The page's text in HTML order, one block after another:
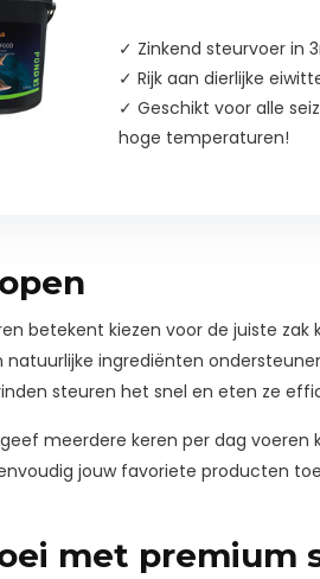
✓ Zinkend steurvoer in
✓ Rijk aan dierlijke
✓ Geschikt voor alle
hoge temperaturen!
betekent kiezen voor de juiste
ingrediënten
steuren het snel en eten ze
meerdere keren per dag
jouw favoriete producten
met premium